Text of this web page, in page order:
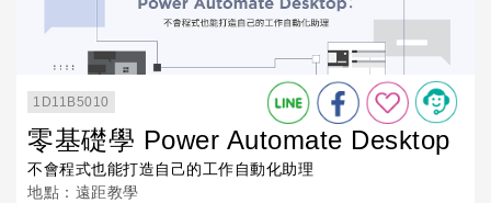
1D11B5010
零基礎學 Power Automate Desktop
不會程式也能打造自己的工作自動化助理
地點：遠距教學